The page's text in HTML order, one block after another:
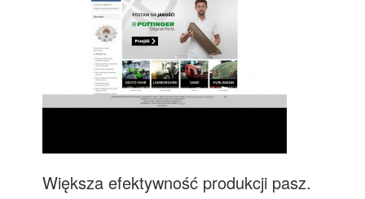
Większa efektywność produkcji pasz.